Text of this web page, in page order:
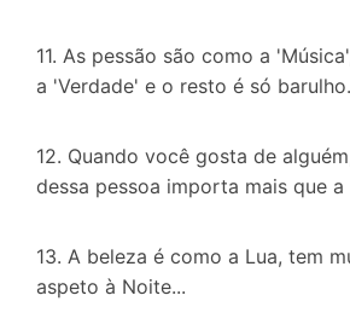
11. As pessão são como a
a 'Verdade' e o resto é só barulho.
12. Quando você gosta de
dessa pessoa importa mais que a
13. A beleza é como a Lua, tem
aspeto à Noite...